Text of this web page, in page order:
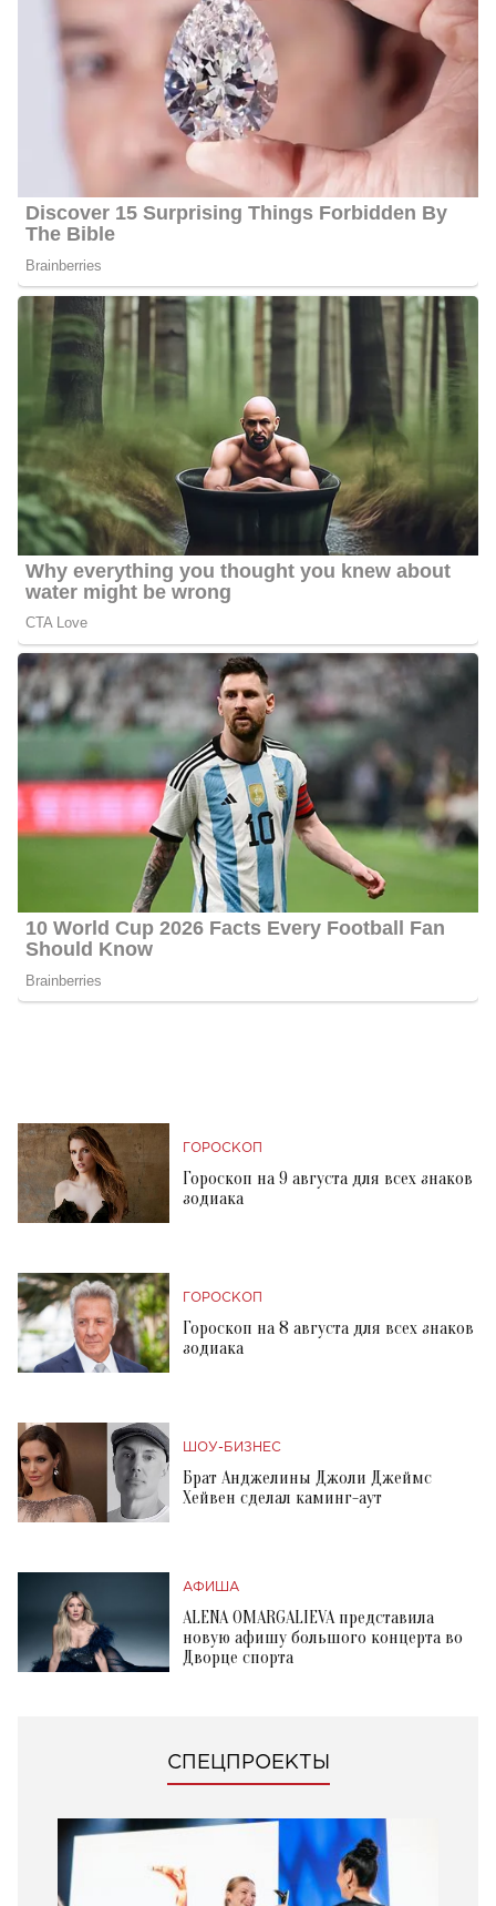
ГОРОСКОП
Гороскоп на 9 августа для всех знаков
зодиака
ГОРОСКОП
Гороскоп на 8 августа для всех знаков
зодиака
ШОУ-БИЗНЕС
Брат Анджелины Джоли Джеймс
Хейвен сделал каминг-аут
АФИША
ALENA OMARGALIEVA представила
новую афишу большого концерта во
Дворце спорта
СПЕЦПРОЕКТЫ